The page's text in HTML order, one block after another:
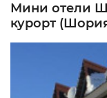
Мини отели
курорт